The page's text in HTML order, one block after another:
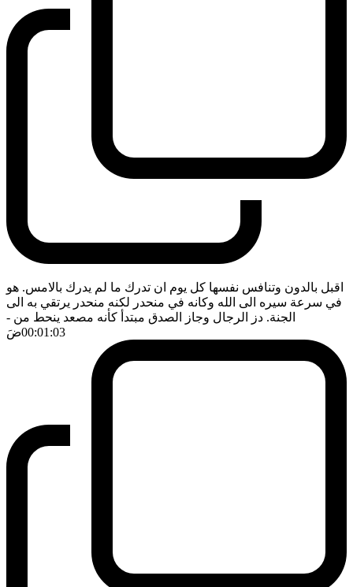
اقبل بالدون وتنافس نفسها كل يوم ان تدرك ما لم يدرك بالامس. هو
في سرعة سيره الى الله وكانه في منحدر لكنه منحدر يرتقي به الى
الجنة. دز الرجال وجاز الصدق مبتدأ كأنه مصعد ينحط من -
00:01:03ضَ